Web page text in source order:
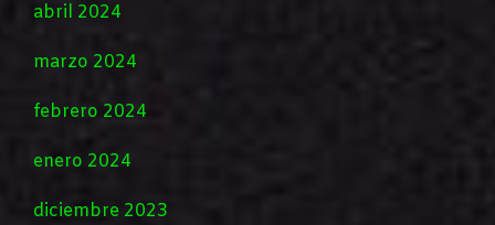
abril 2024
marzo 2024
febrero 2024
enero 2024
diciembre 2023